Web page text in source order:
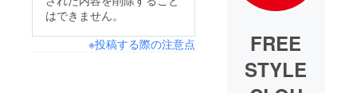
はできません。
※投稿する際の注意点
FREE
STYLE